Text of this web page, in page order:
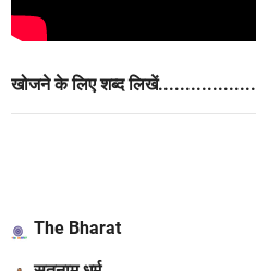
खोजने के लिए शब्द लिखें..................
The Bharat